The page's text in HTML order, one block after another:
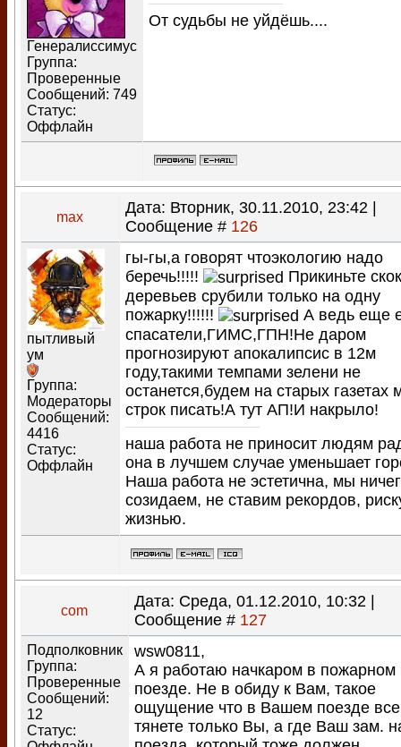
Генералиссимус
Группа:
Проверенные
Сообщений: 749
Статус:
Оффлайн
От судьбы не уйдёшь....
max
Дата: Вторник, 30.11.2010, 23:42 |
Сообщение # 126
пытливый
ум
Группа:
Модераторы
Сообщений:
4416
Статус:
Оффлайн
гы-гы,а говорят чтоэкологию надо
беречь!!!!!
Прикиньте
деревьев срубили только на одну
пожарку!!!!!!
А ведь еще
спасатели,ГИМС,ГПН!Не даром
прогнозируют апокалипсис в 12м
году,такими темпами зелени не
останется,будем на старых газетах
строк писать!А тут АП!И накрыло!
наша работа не приносит людям
она в лучшем случае уменьшает
Наша работа не эстетична, мы
созидаем, не ставим рекордов,
жизнью.
com
Дата: Среда, 01.12.2010, 10:32 |
Сообщение # 127
Подполковник
Группа:
Проверенные
Сообщений:
12
Статус:
wsw0811,
А я работаю начкаром в пожарном
поезде. Не в обиду к Вам, такое
ощущение что в Вашем поезде все
тянете только Вы, а где Ваш зам.